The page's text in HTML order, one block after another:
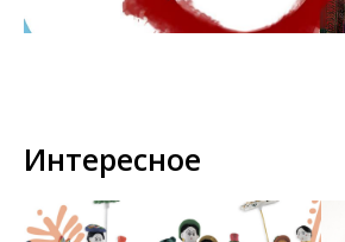
Интересное